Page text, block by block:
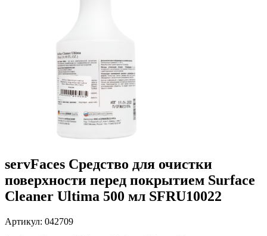
servFaces Средство для очистки
поверхности перед покрытием Surface
Cleaner Ultima 500 мл SFRU10022
Артикул: 042709